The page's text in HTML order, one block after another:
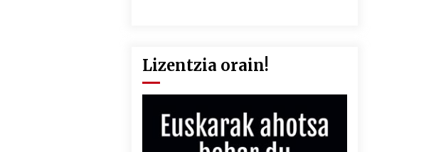
Lizentzia orain!